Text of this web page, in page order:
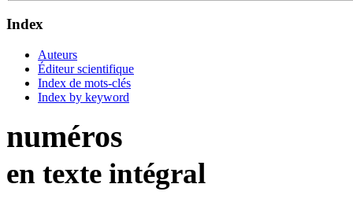
Index
Auteurs
Éditeur scientifique
Index de mots-clés
Index by keyword
numéros
en texte intégral